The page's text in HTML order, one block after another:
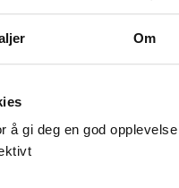
Om
å gi deg en god